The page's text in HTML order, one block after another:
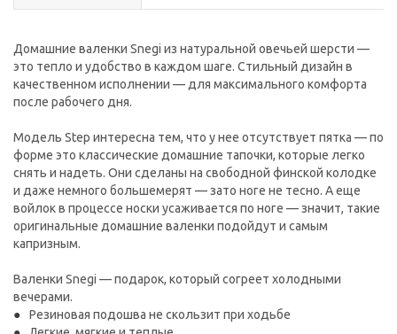
Домашние валенки Snegi из натуральной овечьей шерсти —
это тепло и удобство в каждом шаге. Cтильный дизайн в
качественном исполнении — для максимального комфорта
после рабочего дня.
Модель Step интересна тем, что у нее отсутствует пятка — по
форме это классические домашние тапочки, которые легко
снять и надеть. Они сделаны на свободной финской колодке
и даже немного большемерят — зато ноге не тесно. А еще
войлок в процессе носки усаживается по ноге — значит, такие
оригинальные домашние валенки подойдут и самым
капризным.
Валенки Snegi — подарок, который согреет холодными
вечерами.
Резиновая подошва не скользит при ходьбе